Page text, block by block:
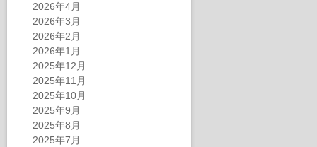
2026年4月
2026年3月
2026年2月
2026年1月
2025年12月
2025年11月
2025年10月
2025年9月
2025年8月
2025年7月